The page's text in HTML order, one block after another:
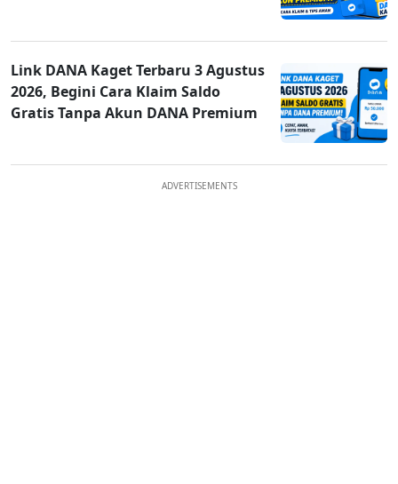
Link DANA Kaget Terbaru 3 Agustus
2026, Begini Cara Klaim Saldo
Gratis Tanpa Akun DANA Premium
ADVERTISEMENTS